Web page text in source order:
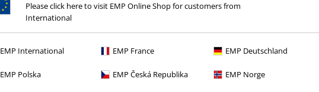
Please click here to visit EMP Online Shop for customers from
International
EMP International EMP France EMP Deutschland
EMP Polska EMP Česká Republika EMP Norge